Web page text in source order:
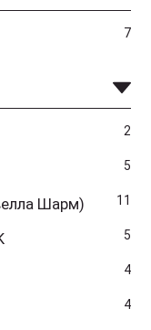
7
2
5
Шарм) 11
5
4
4